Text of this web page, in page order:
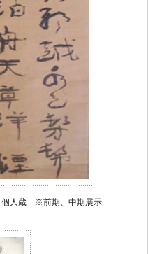
個人蔵 ※前期、中期展示